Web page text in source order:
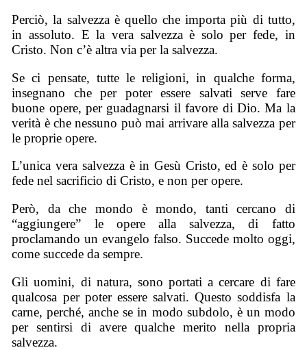
Perciò, la salvezza è quello che importa più di tutto,
in assoluto. E la vera salvezza è solo per fede, in
Cristo. Non c’è altra via per la salvezza.
Se ci pensate, tutte le religioni, in qualche forma,
insegnano che per poter essere salvati serve fare
buone opere, per guadagnarsi il favore di Dio. Ma la
verità è che nessuno può mai arrivare alla salvezza per
le proprie opere.
L’unica vera salvezza è in Gesù Cristo, ed è solo per
fede nel sacrificio di Cristo, e non per opere.
Però, da che mondo è mondo, tanti cercano di
“aggiungere” le opere alla salvezza, di fatto
proclamando un evangelo falso. Succede molto oggi,
come succede da sempre.
Gli uomini, di natura, sono portati a cercare di fare
qualcosa per poter essere salvati. Questo soddisfa la
carne, perché, anche se in modo subdolo, è un modo
per sentirsi di avere qualche merito nella propria
salvezza.